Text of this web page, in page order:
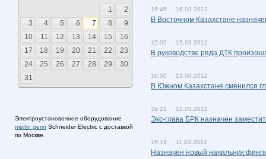
1
2
3
4 5 6 7 8
9
10
11 12 13 14 15
16
17
18 19 20 21 22
23
24
25 26 27 28 29
30
31
Электроустановочное оборудование
merlin gerin Schneider Electric с доставкой
по Москве.
16:45 16.03.2012
В Восточном Казахстане
15:05 15.03.2012
В руководстве ряда ДТК
16:50 13.03.2012
В Южном Казахстане сменился
19:21 12.03.2012
Экс-глава БРК назначен
16:19 11.03.2012
Назначен новый начальник